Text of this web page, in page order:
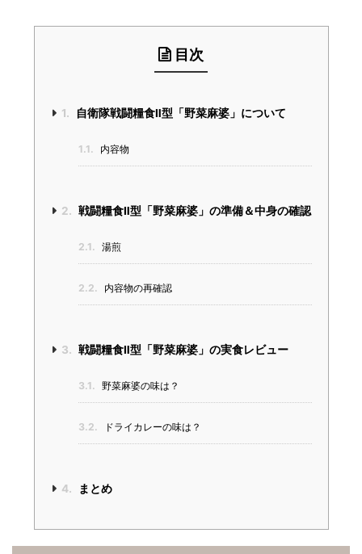
目次
1. 自衛隊戦闘糧食Ⅱ型「野菜麻婆」について
1.1. 内容物
2. 戦闘糧食Ⅱ型「野菜麻婆」の準備＆中身の確認
2.1. 湯煎
2.2. 内容物の再確認
3. 戦闘糧食Ⅱ型「野菜麻婆」の実食レビュー
3.1. 野菜麻婆の味は？
3.2. ドライカレーの味は？
4. まとめ